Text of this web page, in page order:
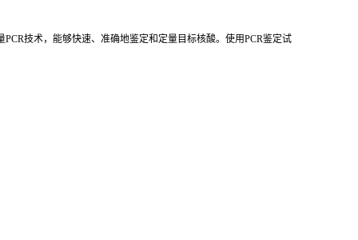
技术，能够快速、准确地鉴定和定量目标核酸。使用PCR鉴定试